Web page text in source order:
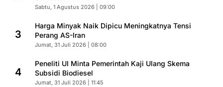
Sabtu, 1 Agustus 2026 | 09:00
3
Harga Minyak Naik Dipicu Meningkatnya Tensi
Perang AS-Iran
Jumat, 31 Juli 2026 | 08:00
4
Peneliti UI Minta Pemerintah Kaji Ulang Skema
Subsidi Biodiesel
Jumat, 31 Juli 2026 | 11:45